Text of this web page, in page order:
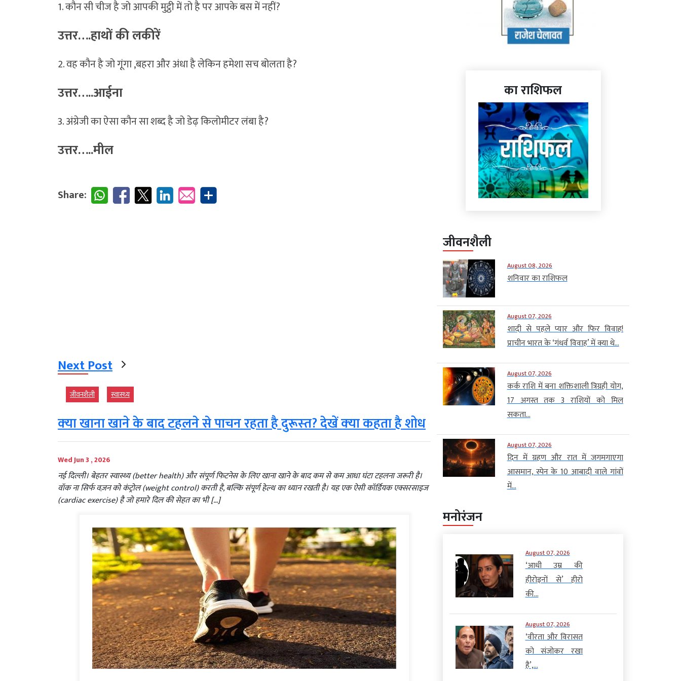
1. कौन सी चीज है जो आपकी मुट्ठी में तो है पर आपके बस में नहीं?
उत्तर….हाथों की लकीरें
2. वह कौन है जो गूंगा ,बहरा और अंधा है लेकिन हमेशा सच बोलता है?
उत्तर…..आईना
3. अंग्रेजी का ऐसा कौन सा शब्द है जो डेढ़ किलोमीटर लंबा है?
उत्तर…..मील
Share:
Next Post
जीवनशैली स्‍वास्‍थ्‍य
क्‍या खाना खाने के बाद टहलने से पाचन रहता है दुरूस्‍त? देखें क्‍या कहता है शोध
Wed Jun 3 , 2026
नई दिल्ली। बेहतर स्वास्थ्य (better health) और संपूर्ण फिटनेस के लिए खाना खाने के बाद कम से कम आधा घंटा टहलना जरूरी है।
वॉक ना सिर्फ वज़न को कंट्रोल (weight control) करती है, बल्कि संपूर्ण हेल्थ का ध्यान रखती है। यह एक ऐसी कॉर्डियक एक्सरसाइज
(cardiac exercise) है जो हमारे दिल की सेहत का भी […]
का राशिफल
जीवनशैली
August 08, 2026
शनिवार का राशिफल
August 07, 2026
शादी से पहले प्यार और फिर विवाह!
प्राचीन भारत के ‘गंधर्व विवाह’ में क्या थे...
August 07, 2026
कर्क राशि में बना शक्तिशाली त्रिग्रही योग,
17 अगस्त तक 3 राशियों को मिल
सकता...
August 07, 2026
दिन में ग्रहण और रात में जगमगाएगा
आसमान, स्पेन के 10 आबादी वाले गांवों
में...
मनोरंजन
August 07, 2026
‘आधी उम्र की
हीरोइनों से’ हीरो
की...
August 07, 2026
‘वीरता और विरासत
को संजोकर रखा
है’,...